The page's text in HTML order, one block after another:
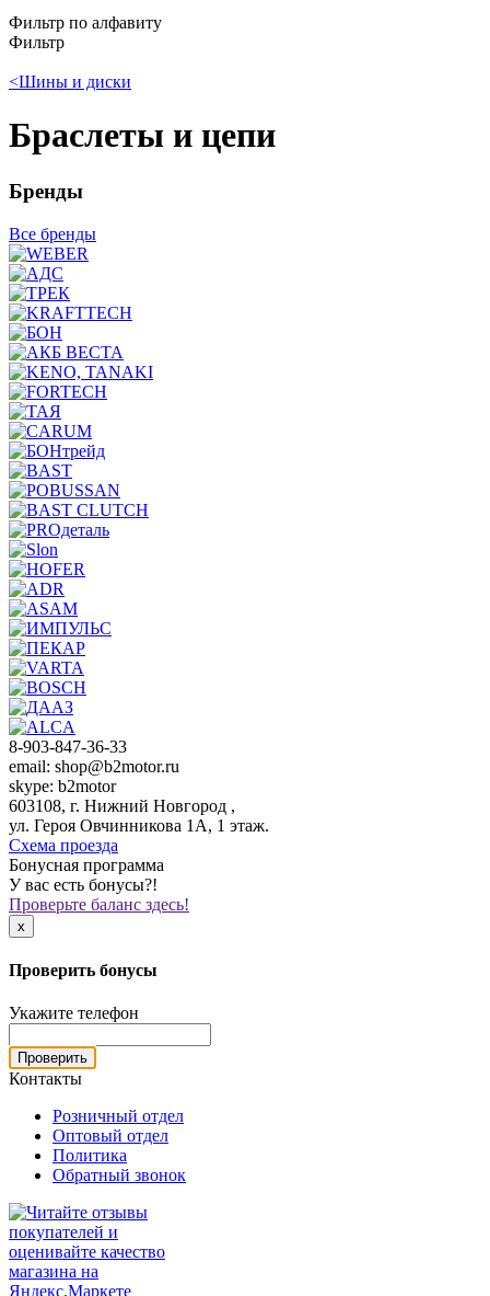
Фильтр по алфавиту
Фильтр
<Шины и диски
Браслеты и цепи
Бренды
Все бренды
8-903-847-36-33
email: shop@b2motor.ru
skype: b2motor
603108, г. Нижний Новгород ,
ул. Героя Овчинникова 1А, 1 этаж.
Схема проезда
Бонусная программа
У вас есть бонусы?!
Проверьте баланс здесь!
x
Проверить бонусы
Укажите телефон
Проверить
Контакты
Розничный отдел
Оптовый отдел
Политика
Обратный звонок